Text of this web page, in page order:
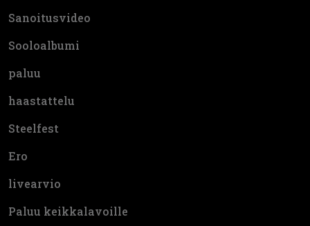
Sanoitusvideo
Sooloalbumi
paluu
haastattelu
Steelfest
Ero
livearvio
Paluu keikkalavoille